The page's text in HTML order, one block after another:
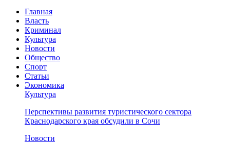
Главная
Власть
Криминал
Культура
Новости
Общество
Спорт
Статьи
Экономика
Культура
Перспективы развития туристического сектора
Краснодарского края обсудили в Сочи
Новости